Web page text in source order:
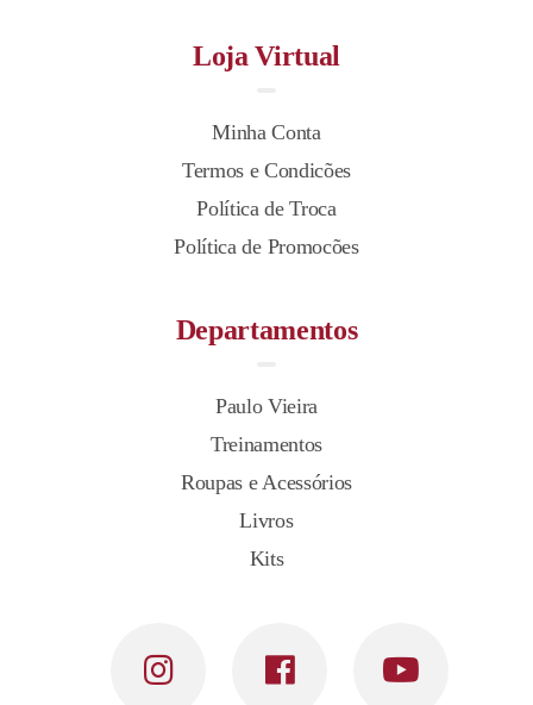
Loja Virtual
Minha Conta
Termos e Condicões
Política de Troca
Política de Promocões
Departamentos
Paulo Vieira
Treinamentos
Roupas e Acessórios
Livros
Kits